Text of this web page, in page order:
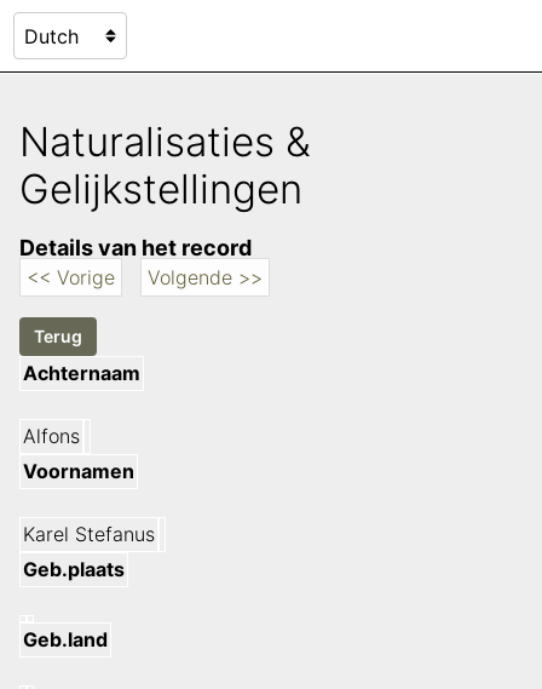
Naturalisaties &
Gelijkstellingen
Details van het record
<< Vorige Volgende >>
Achternaam
Alfons
Voornamen
Karel Stefanus
Geb.plaats
Geb.land